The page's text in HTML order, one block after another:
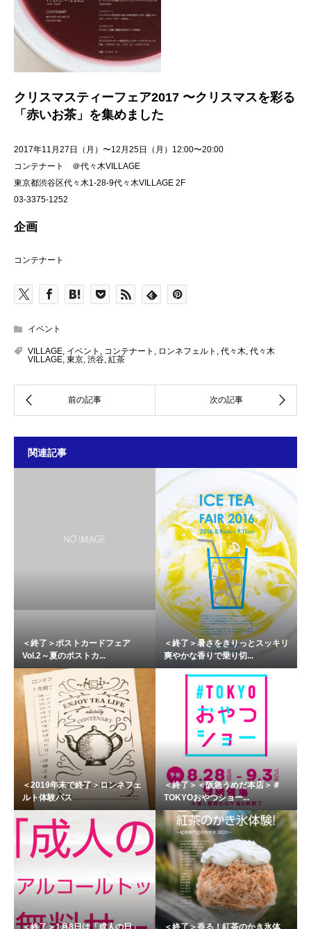
クリスマスティーフェア2017 〜クリスマスを彩る
「赤いお茶」を集めました
2017年11月27日（月）〜12月25日（月）12:00〜20:00
コンテナート ＠代々木VILLAGE
東京都渋谷区代々木1-28-9代々木VILLAGE 2F
03-3375-1252
企画
コンテナート
イベント
VILLAGE, イベント , コンテナート , ロンネフェルト , 代々木, 代々木
VILLAGE, 東京, 渋谷, 紅茶
関連記事
＜終了＞ポストカードフェア
Vol.2～夏のポストカ...
＜終了＞暑さをきりっとスッキリ
爽やかな香りで乗り切...
＜2019年末で終了＞ロンネフェ
ルト体験パス
＜終了＞＜阪急うめだ本店＞＃
TOKYOおやつショー...